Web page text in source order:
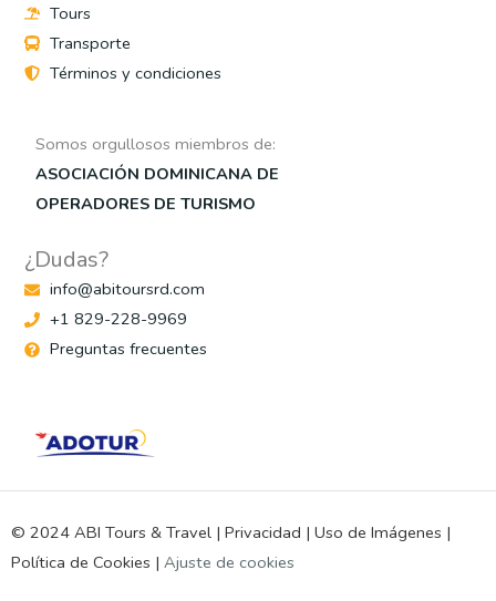
Tours
Transporte
Términos y condiciones
Somos orgullosos miembros de:
ASOCIACIÓN DOMINICANA DE
OPERADORES DE TURISMO
¿Dudas?
info@abitoursrd.com
+1 829-228-9969
Preguntas frecuentes
© 2024 ABI Tours & Travel | Privacidad | Uso de Imágenes |
Política de Cookies | Ajuste de cookies